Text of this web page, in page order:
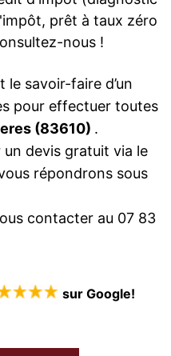
prêt à taux zéro
nous !
le savoir-faire d’un
pour effectuer toutes
(83610) .
devis gratuit via le
répondrons sous
contacter au 07 83
sur Google!